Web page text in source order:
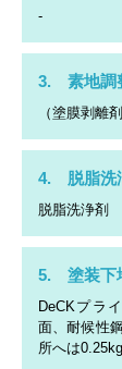
-
3. 素地調
（塗膜剥離
4. 脱脂洗
脱脂洗浄剤
5. 塗装下
DeCKプラ
面、耐候性
所へは